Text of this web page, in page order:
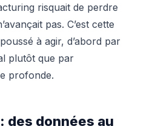
risquait de perdre
pas. C’est cette
à agir, d’abord par
plutôt que par
profonde.
des données au